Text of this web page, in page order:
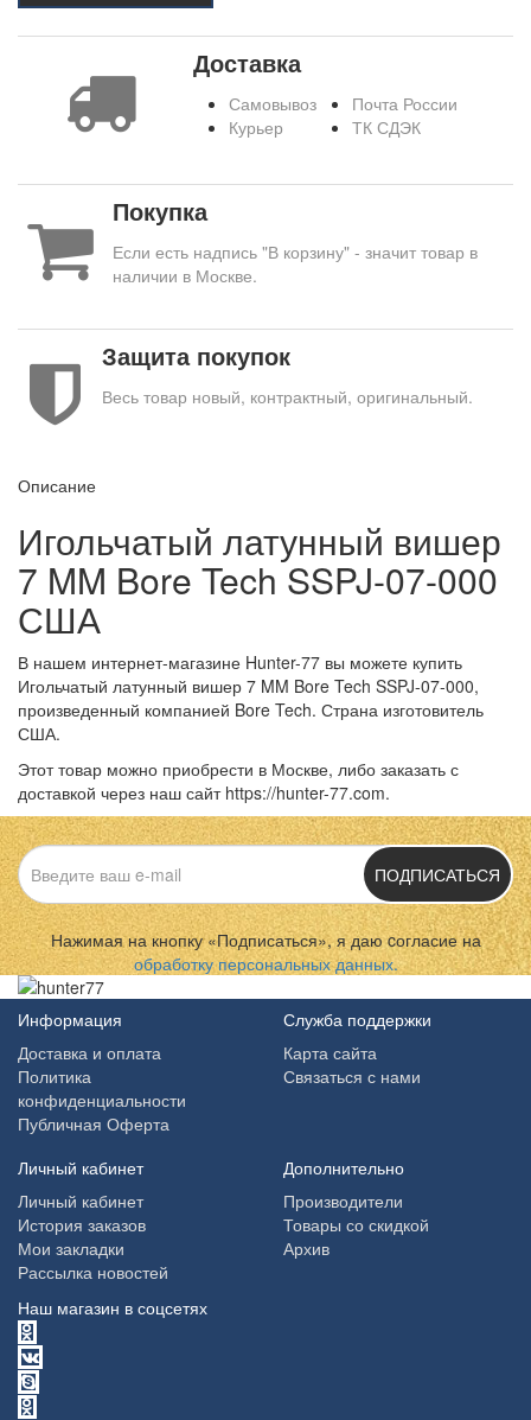
Доставка
Самовывоз
Курьер
Почта России
ТК СДЭК
Покупка
Если есть надпись "В корзину" - значит товар в
наличии в Москве.
Защита покупок
Весь товар новый, контрактный, оригинальный.
Описание
Игольчатый латунный вишер
7 MM Bore Tech SSPJ-07-000
США
В нашем интернет-магазине Hunter-77 вы можете купить
Игольчатый латунный вишер 7 MM Bore Tech SSPJ-07-000,
произведенный компанией Bore Tech. Страна изготовитель
США.
Этот товар можно приобрести в Москве, либо заказать с
доставкой через наш сайт https://hunter-77.com.
ПОДПИСАТЬСЯ
Нажимая на кнопку «Подписаться», я даю cогласие на
обработку персональных данных.
Информация
Доставка и оплата
Политика
конфиденциальности
Публичная Оферта
Служба поддержки
Карта сайта
Связаться с нами
Личный кабинет
Личный кабинет
История заказов
Мои закладки
Рассылка новостей
Дополнительно
Производители
Товары со скидкой
Архив
Наш магазин в соцсетях